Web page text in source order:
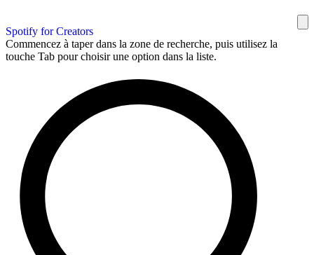
Spotify for Creators
Commencez à taper dans la zone de recherche, puis utilisez la
touche Tab pour choisir une option dans la liste.